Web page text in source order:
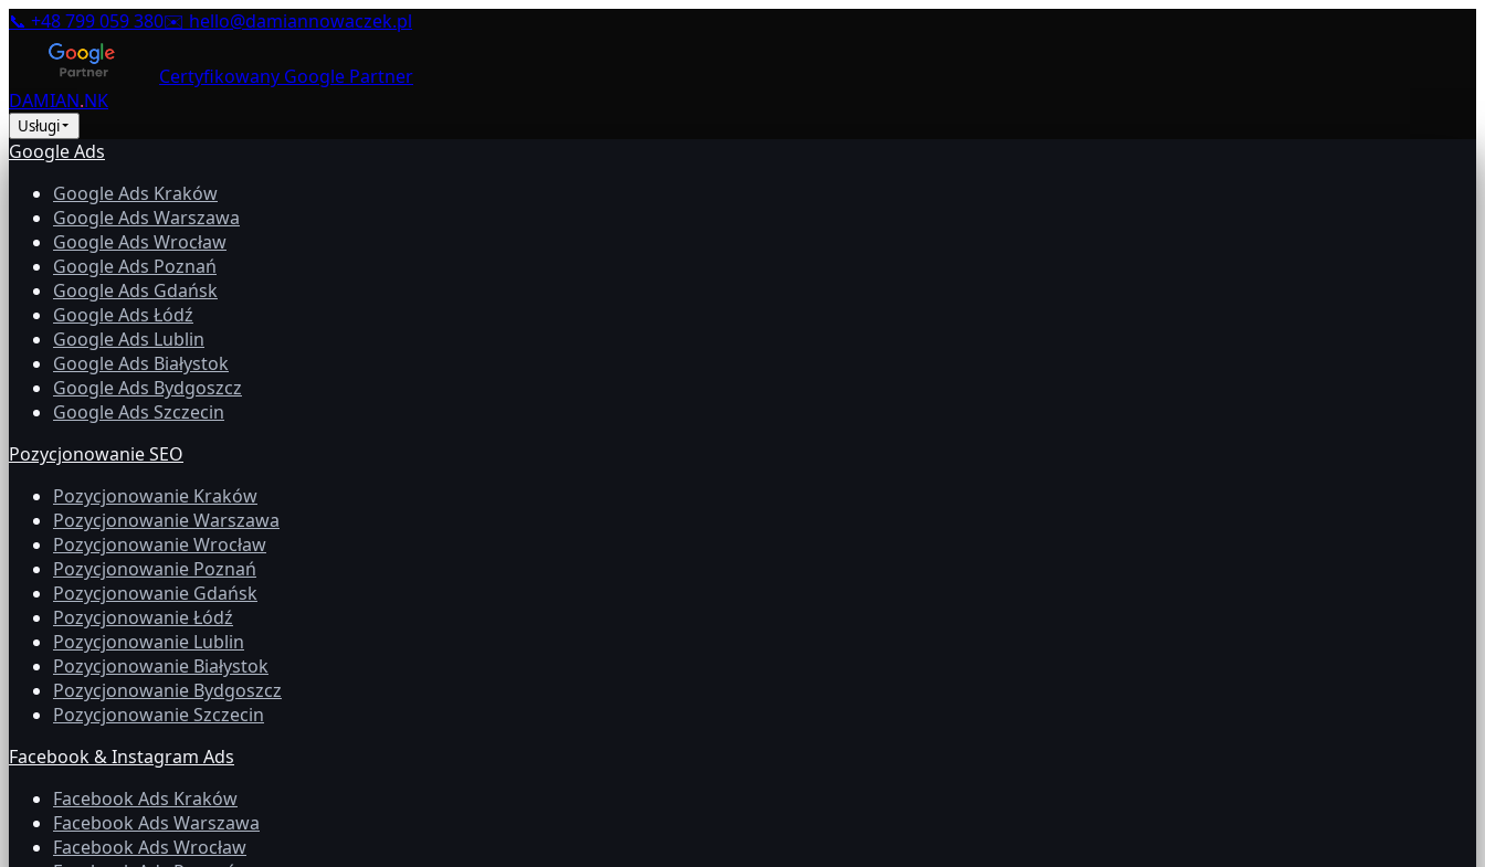
📞 +48 799 059 380✉️ hello@damiannowaczek.pl
Certyfikowany Google Partner
DAMIAN.NK
Usługi
Google Ads
Google Ads Kraków
Google Ads Warszawa
Google Ads Wrocław
Google Ads Poznań
Google Ads Gdańsk
Google Ads Łódź
Google Ads Lublin
Google Ads Białystok
Google Ads Bydgoszcz
Google Ads Szczecin
Pozycjonowanie SEO
Pozycjonowanie Kraków
Pozycjonowanie Warszawa
Pozycjonowanie Wrocław
Pozycjonowanie Poznań
Pozycjonowanie Gdańsk
Pozycjonowanie Łódź
Pozycjonowanie Lublin
Pozycjonowanie Białystok
Pozycjonowanie Bydgoszcz
Pozycjonowanie Szczecin
Facebook & Instagram Ads
Facebook Ads Kraków
Facebook Ads Warszawa
Facebook Ads Wrocław